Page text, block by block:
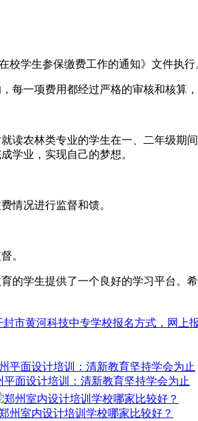
校学生参保缴费工作的通知》文件执行
每一项费用都经过严格的审核和核算，
农林类专业的学生在一、二年级期
学业，实现自己的梦想。
情况进行监督和馈。
。
的学生提供了一个良好的学习平台。
封市黄河科技中专学校报名方式，网上
平面设计培训：清新教育坚持学会为止
州室内设计培训学校哪家比较好？